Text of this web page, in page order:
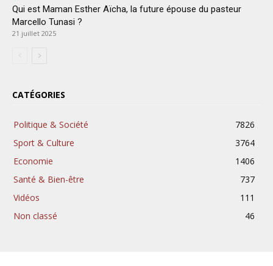
Qui est Maman Esther Aïcha, la future épouse du pasteur
Marcello Tunasi ?
21 juillet 2025
CATÉGORIES
Politique & Société
7826
Sport & Culture
3764
Economie
1406
Santé & Bien-être
737
Vidéos
111
Non classé
46